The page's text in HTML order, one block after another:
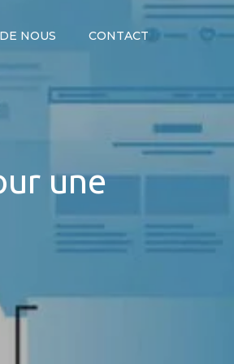
NOUS CONTACT
une